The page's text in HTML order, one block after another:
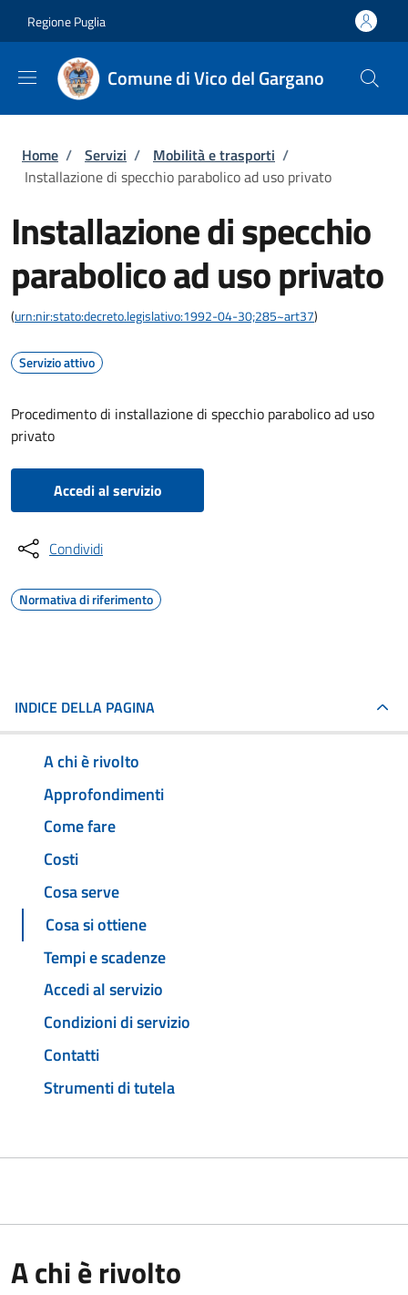
Regione Puglia
Comune di Vico del Gargano
Briciole di pane
Home / Servizi / Mobilità e trasporti /
Installazione di specchio parabolico ad uso privato
Installazione di specchio
parabolico ad uso privato
(urn:nir:stato:decreto.legislativo:1992-04-30;285~art37)
Servizio attivo
Procedimento di installazione di specchio parabolico ad uso
privato
Accedi al servizio
Condividi
Normativa di riferimento
INDICE DELLA PAGINA
A chi è rivolto
Approfondimenti
Come fare
Costi
Cosa serve
Cosa si ottiene
Tempi e scadenze
Accedi al servizio
Condizioni di servizio
Contatti
Strumenti di tutela
A chi è rivolto